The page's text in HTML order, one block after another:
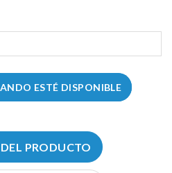
ESTÉ DISPONIBLE
PRODUCTO